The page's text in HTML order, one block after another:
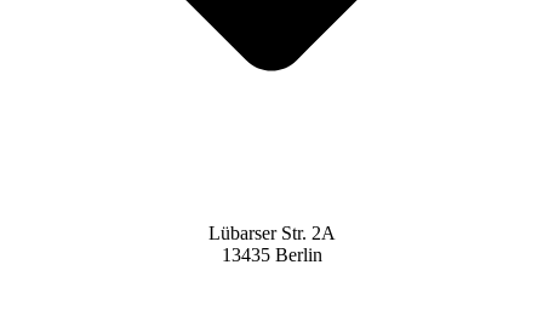
Lübarser Str. 2A
13435 Berlin